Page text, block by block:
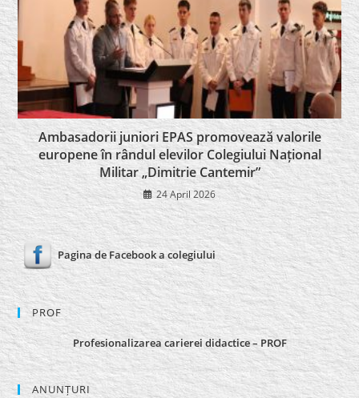
Ambasadorii juniori EPAS promovează valorile
europene în rândul elevilor Colegiului Național
Militar „Dimitrie Cantemir”
24 April 2026
Pagina de Facebook a colegiului
PROF
Profesionalizarea carierei didactice – PROF
ANUNȚURI